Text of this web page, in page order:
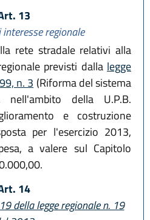
13
regionale
rete stradale relativi alla
previsti dalla legge
n. 3 (Riforma del sistema
nell'ambito della U.P.B.
e costruzione
per l'esercizio 2013,
a valere sul Capitolo
14
della legge regionale n. 19